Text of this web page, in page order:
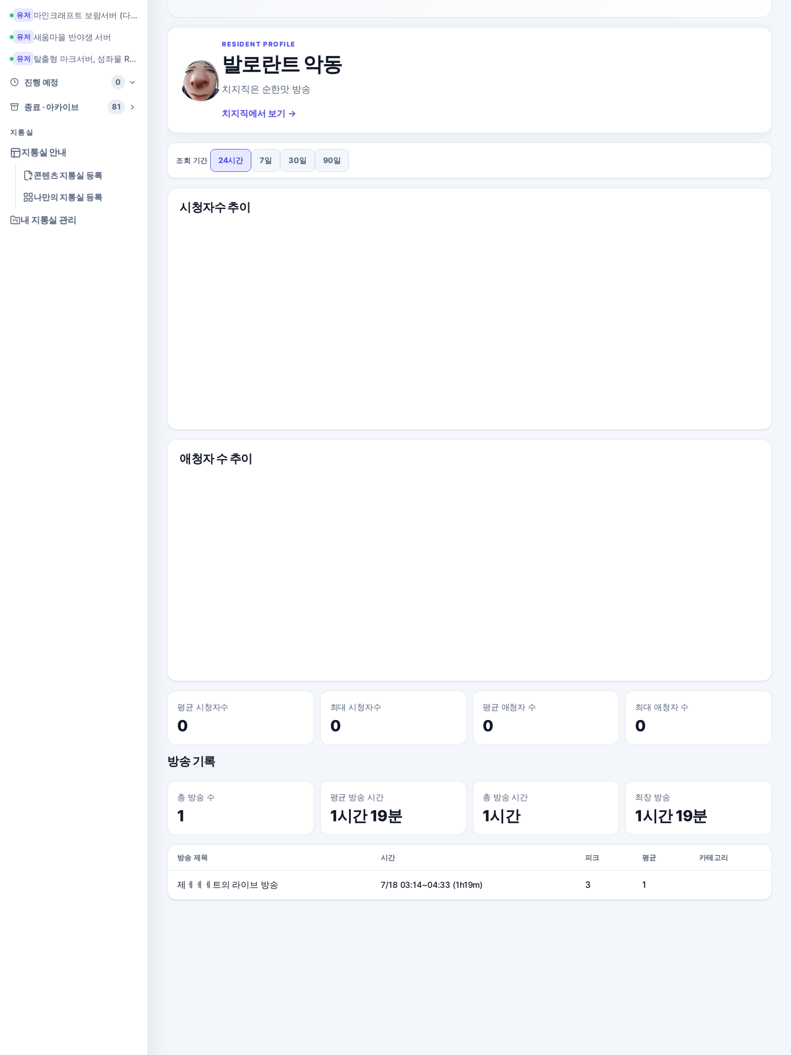
유저 마인크래프트 보람서버 (다이아 + 힐링 서버)
유저 새움마을 반야생 서버
유저 탈출형 마크서버, 성좌물 RPG 마크서버
진행 예정 0
종료 · 아카이브 81
지통실
지통실 안내
콘텐츠 지통실 등록
나만의 지통실 등록
내 지통실 관리
RESIDENT PROFILE
발로란트 악동
치지직은 순한맛 방송
치지직에서 보기 →
조회 기간 24시간 7일 30일 90일
시청자수 추이
애청자 수 추이
평균 시청자수
0
최대 시청자수
0
평균 애청자 수
0
최대 애청자 수
0
방송 기록
총 방송 수
1
평균 방송 시간
1시간 19분
총 방송 시간
1시간
최장 방송
1시간 19분
방송 제목 시간 피크 평균 카테고리
제ㅔㅔㅔ트의 라이브 방송 7/18 03:14~04:33 (1h19m) 3 1